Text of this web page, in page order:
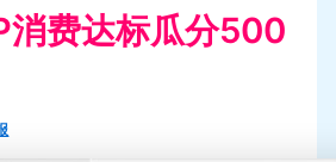
消费达标瓜分500